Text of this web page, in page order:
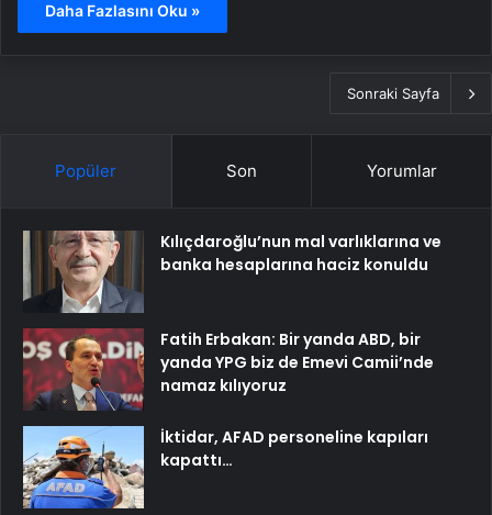
Daha Fazlasını Oku »
Sonraki Sayfa
Popüler Son Yorumlar
Kılıçdaroğlu’nun mal varlıklarına ve
banka hesaplarına haciz konuldu
Fatih Erbakan: Bir yanda ABD, bir
yanda YPG biz de Emevi Camii’nde
namaz kılıyoruz
İktidar, AFAD personeline kapıları
kapattı…